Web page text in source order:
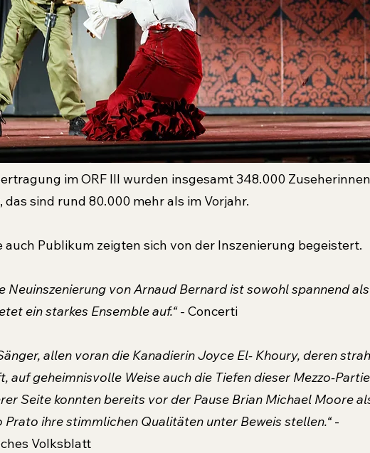
im ORF III wurden insgesamt 348.000
das sind rund 80.000 mehr als im Vorjahr.
Publikum zeigten sich von der Inszenierung begeistert.
Neuinszenierung von Arnaud Bernard ist sowohl spannend
ein starkes Ensemble auf.“ - Concerti
allen voran die Kanadierin Joyce El- Khoury, deren
auf geheimnisvolle Weise auch die Tiefen dieser Mezzo-
Seite konnten bereits vor der Pause Brian Michael Moore
ihre stimmlichen Qualitäten unter Beweis stellen.“ -
Volksblatt